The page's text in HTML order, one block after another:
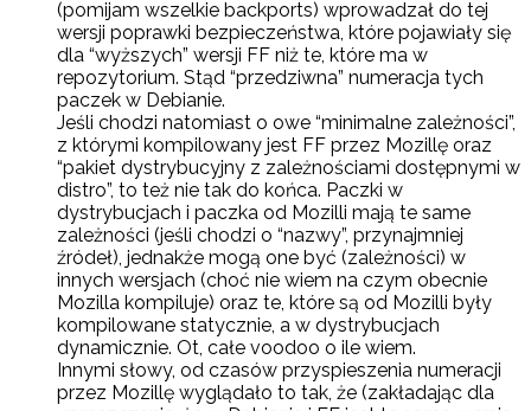
(pomijam wszelkie backports) wprowadzał do tej
wersji poprawki bezpieczeństwa, które pojawiały się
dla “wyższych” wersji FF niż te, które ma w
repozytorium. Stąd “przedziwna” numeracja tych
paczek w Debianie.
Jeśli chodzi natomiast o owe “minimalne zależności”,
z którymi kompilowany jest FF przez Mozillę oraz
“pakiet dystrybucyjny z zależnościami dostępnymi w
distro”, to też nie tak do końca. Paczki w
dystrybucjach i paczka od Mozilli mają te same
zależności (jeśli chodzi o “nazwy”, przynajmniej
źródeł), jednakże mogą one być (zależności) w
innych wersjach (choć nie wiem na czym obecnie
Mozilla kompiluje) oraz te, które są od Mozilli były
kompilowane statycznie, a w dystrybucjach
dynamicznie. Ot, całe voodoo o ile wiem.
Innymi słowy, od czasów przyspieszenia numeracji
przez Mozillę wyglądało to tak, że (zakładając dla